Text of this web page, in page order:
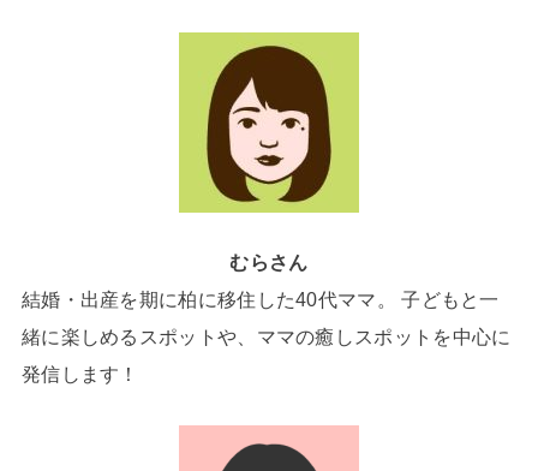
むらさん
結婚・出産を期に柏に移住した40代ママ。 子どもと一
緒に楽しめるスポットや、ママの癒しスポットを中心に
発信します！